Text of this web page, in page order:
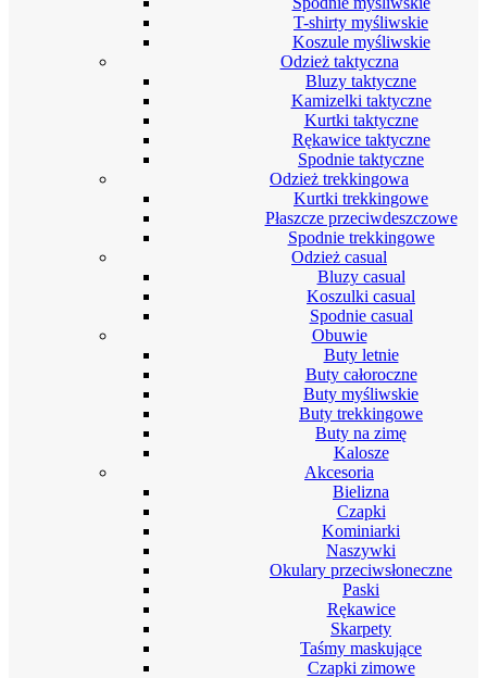
T-shirty myśliwskie
Koszule myśliwskie
Odzież taktyczna
Bluzy taktyczne
Kamizelki taktyczne
Kurtki taktyczne
Rękawice taktyczne
Spodnie taktyczne
Odzież trekkingowa
Kurtki trekkingowe
Płaszcze przeciwdeszczowe
Spodnie trekkingowe
Odzież casual
Bluzy casual
Koszulki casual
Spodnie casual
Obuwie
Buty letnie
Buty całoroczne
Buty myśliwskie
Buty trekkingowe
Buty na zimę
Kalosze
Akcesoria
Bielizna
Czapki
Kominiarki
Naszywki
Okulary przeciwsłoneczne
Paski
Rękawice
Skarpety
Taśmy maskujące
Czapki zimowe